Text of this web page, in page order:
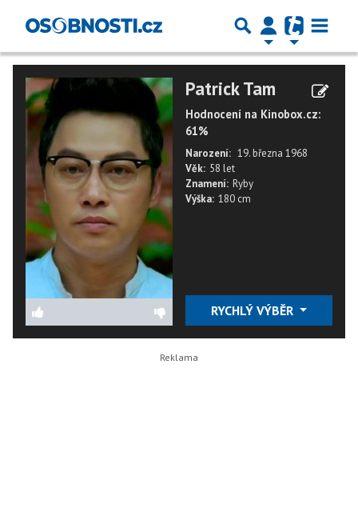
Patrick Tam
Hodnocení na Kinobox.cz:
61%
Narození: 19. března 1968
Věk: 58 let
Znamení: Ryby
Výška: 180 cm
RYCHLÝ VÝBĚR